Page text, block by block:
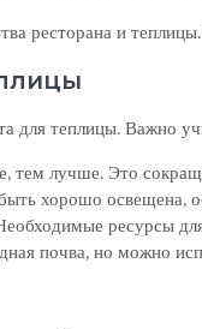
ресторана и
для теплицы. Важно
лучше. Это
хорошо освещена,
ресурсы
почва, но можно